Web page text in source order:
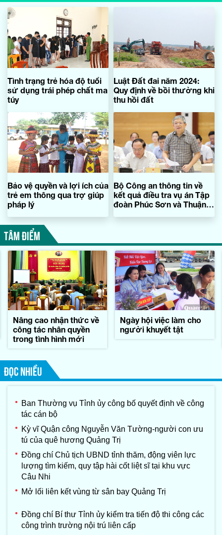
Tình trạng trẻ hóa độ tuổi
sử dụng trái phép chất ma
túy
Luật Đất đai năm 2024:
Quy định về bồi thường khi
thu hồi đất
Bảo vệ quyền và lợi ích của
trẻ em thông qua trợ giúp
pháp lý
Bộ Công an thông tin về
kết quả điều tra vụ án Tập
đoàn Phúc Sơn và Thuận
TÂM ĐIỂM
Nâng cao nhận thức về
công tác nhân quyền
trong tình hình mới
Ngày hội việc làm cho
người khuyết tật
ĐỌC NHIỀU
Ban Thường vụ Tỉnh ủy công bố quyết định về công
tác cán bộ
Kỳ vĩ Quận công Nguyễn Văn Tường-người con ưu
tú của quê hương Quảng Trị
Đồng chí Chủ tịch UBND tỉnh thăm, động viên lực
lượng tìm kiếm, quy tập hài cốt liệt sĩ tại khu vực
Câu Nhi
Mở lối liên kết vùng từ sân bay Quảng Trị
Đồng chí Bí thư Tỉnh ủy kiểm tra tiến độ thi công các
công trình trường nội trú liên cấp